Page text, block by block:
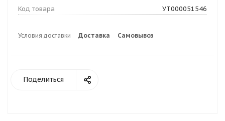
Код товара
УТ000051546
Условия доставки Доставка Самовывоз
Поделиться